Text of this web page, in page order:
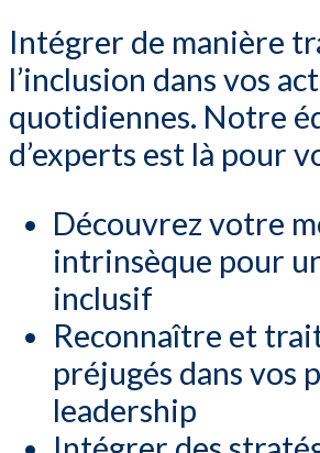
Intégrer de manière
l’inclusion dans vos
quotidiennes. Notre
d’experts est là pour
Découvrez votre
intrinsèque pour
inclusif
Reconnaître et
préjugés dans vos
leadership